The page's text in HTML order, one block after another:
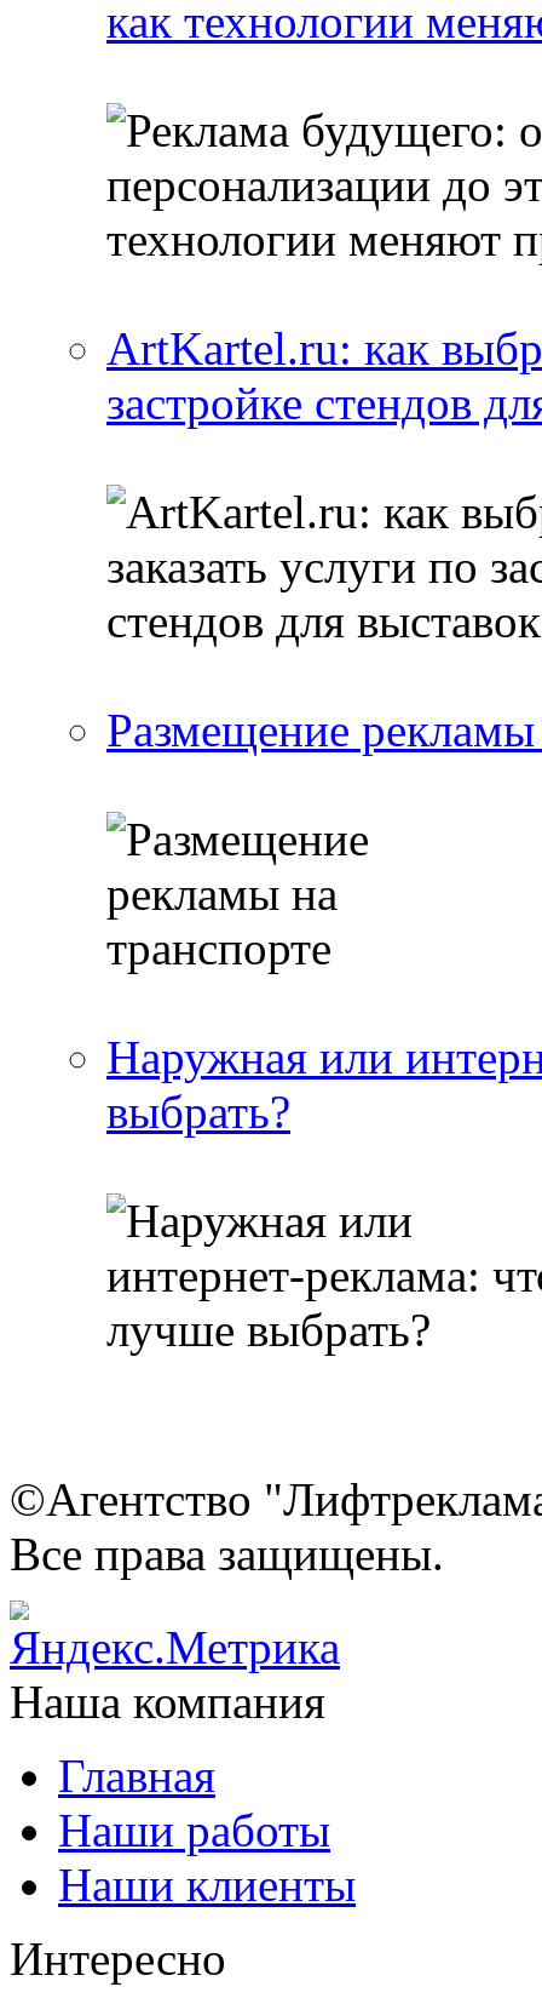
как технологии
ArtKartel.ru: как
застройке стендов
Размещение рекламы
Наружная или
выбрать?
©Агентство
Все права защищены.
Наша компания
Главная
Наши работы
Наши клиенты
Интересно